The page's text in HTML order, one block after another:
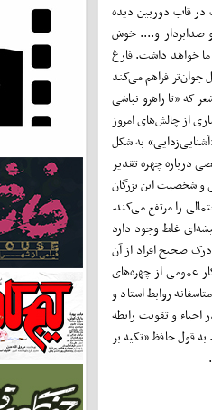
در قاب دوربین دیده
صدابردار و.... خوش
خواهد داشت. فارغ
جوان‌تر فراهم می‌کند
که «تا راهرو نباشی
از چالش‌های امروز
به شکل
درباره چهره تقدیر
و شخصیت این بزرگان
را مرتفع می‌کند.
غلط وجود دارد
صحیح افراد از آن
عمومی از چهره‌های
روابط استاد و
و تقویت رابطه
قول حافظ «تکیه بر